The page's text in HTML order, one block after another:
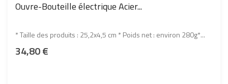
Ouvre-Bouteille électrique Acier...
* Taille des produits : 25,2x4,5 cm * Poids net : environ 280g*...
34,80 €